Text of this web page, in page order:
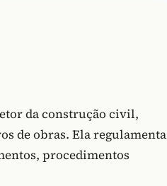
da construção civil,
de obras. Ela regulamenta
procedimentos